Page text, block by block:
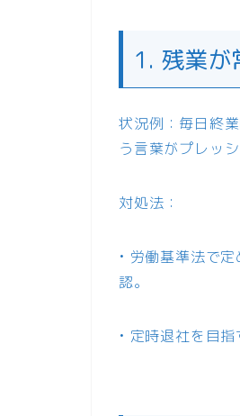
1. 残業が
状況例：毎日終
う言葉がプレッシ
対処法：
• 労働基準法で
認。
• 定時退社を目